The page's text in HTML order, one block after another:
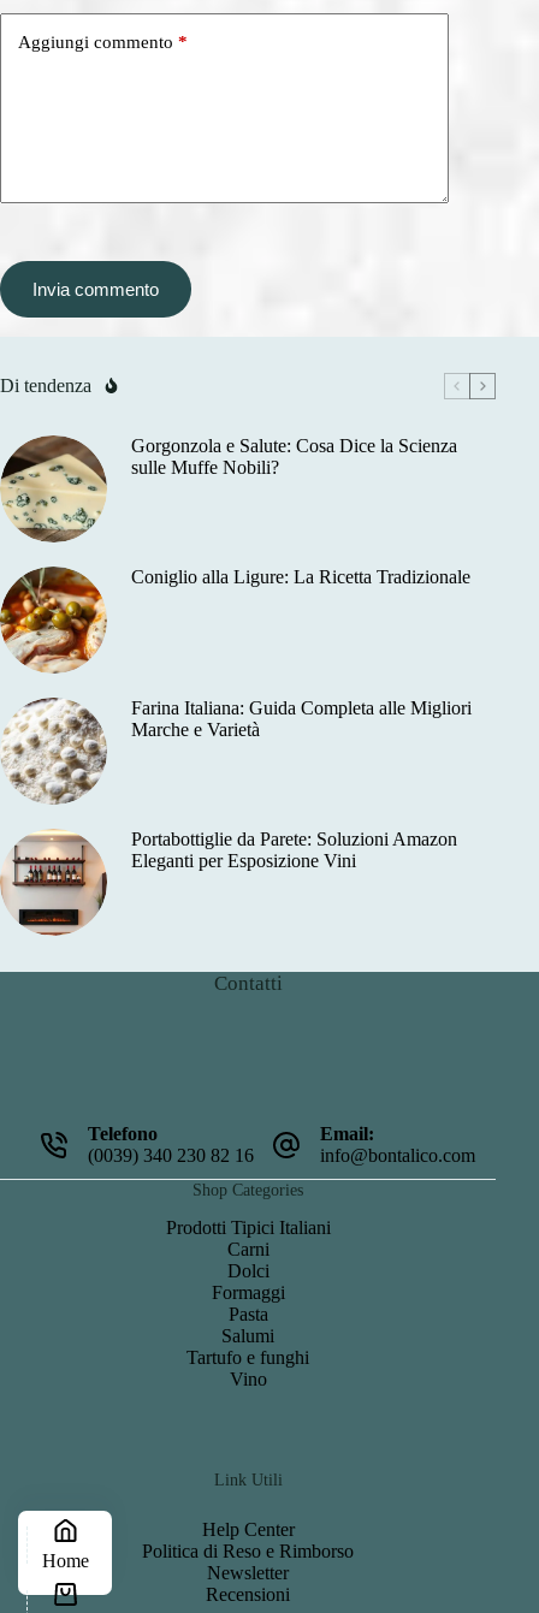
Aggiungi commento *
Invia commento
Di tendenza
Gorgonzola e Salute: Cosa Dice la Scienza
sulle Muffe Nobili?
Coniglio alla Ligure: La Ricetta Tradizionale
Farina Italiana: Guida Completa alle Migliori
Marche e Varietà
Portabottiglie da Parete: Soluzioni Amazon
Eleganti per Esposizione Vini
Contatti
Telefono
(0039) 340 230 82 16
Email:
info@bontalico.com
Shop Categories
Prodotti Tipici Italiani
Carni
Dolci
Formaggi
Pasta
Salumi
Tartufo e funghi
Vino
Link Utili
Help Center
Politica di Reso e Rimborso
Newsletter
Recensioni
Home